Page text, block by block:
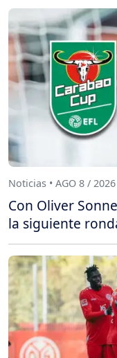
Noticias • AGO 8 / 2026
Con Oliver
la siguiente